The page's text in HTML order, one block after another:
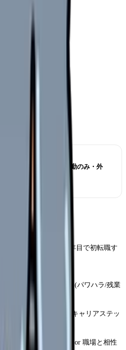
る
は後悔の元。
が 3 ヶ月以上
悸) が業務と相関
らかに低い
師の転職判断 2026｜日勤のみ・外
方
人差" の範囲
で転職する人も 15 年目で初転職す
の状態" を基準に。
。多くは職場環境深刻 (パワハラ/残業
20%。スキル深化後のキャリアステッ
約 12%。管理職ルート or 職場と相性